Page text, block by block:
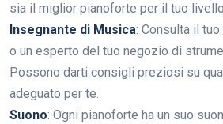
sia il miglior pianoforte per il tuo
Insegnante di Musica: Consulta il
o un esperto del tuo negozio di
Possono darti consigli preziosi su
adeguato per te.
Suono: Ogni pianoforte ha un suo